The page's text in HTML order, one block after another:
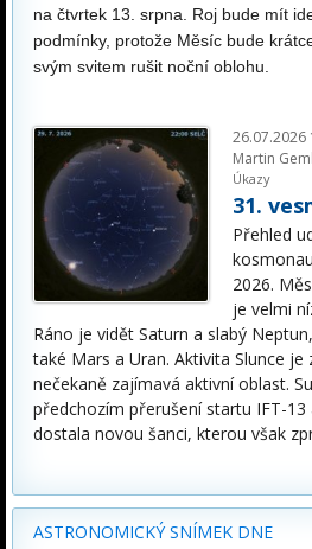
na čtvrtek 13. srpna. Roj bude mít
podmínky, protože Měsíc bude
svým svitem rušit noční oblohu.
26.07.2026
Martin
Úkazy
31.
Přehled
2026.
je velmi
Ráno je vidět Saturn a slabý
také Mars a Uran. Aktivita Slunce je
nečekaně zajímavá aktivní oblast.
předchozím přerušení startu IFT-
dostala novou šanci, kterou však
ASTRONOMICKÝ SNÍMEK DNE